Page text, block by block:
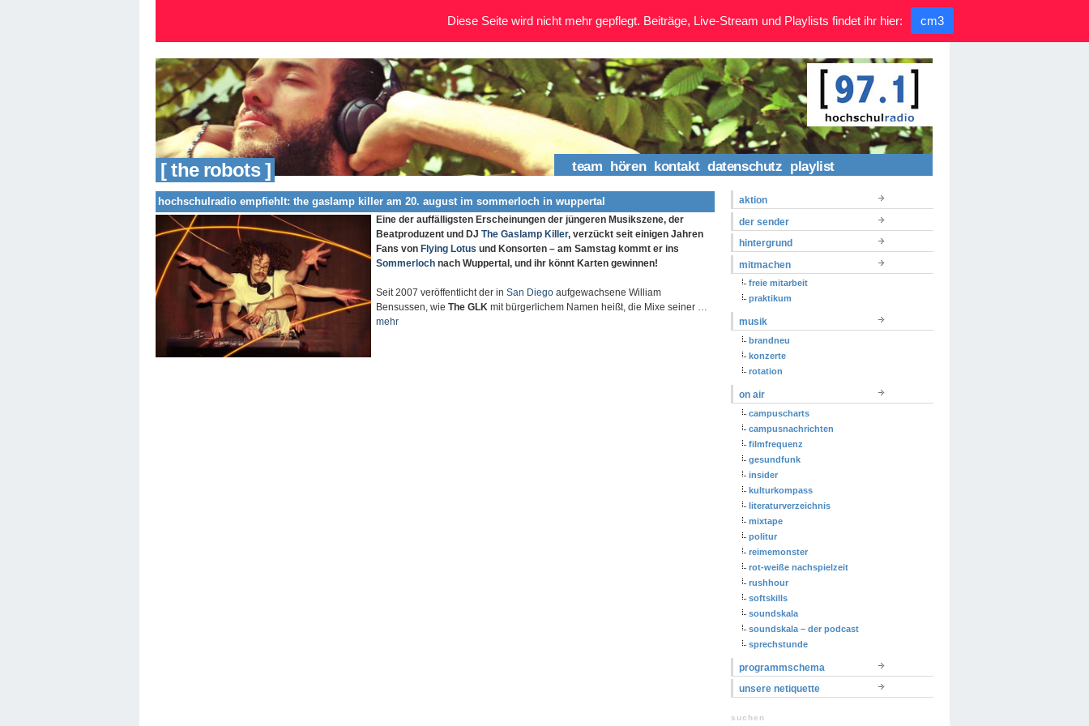
[ the robots ] team hören kontakt datenschutz playlist
hochschulradio empfiehlt: the gaslamp killer am 20. august im sommerloch in wuppertal
Eine der auffälligsten Erscheinungen der jüngeren Musikszene, der
Beatproduzent und DJ The Gaslamp Killer, verzückt seit einigen Jahren
Fans von Flying Lotus und Konsorten – am Samstag kommt er ins
Sommerloch nach Wuppertal, und ihr könnt Karten gewinnen!
Seit 2007 veröffentlicht der in San Diego aufgewachsene William
Bensussen, wie The GLK mit bürgerlichem Namen heißt, die Mixe seiner …
mehr
aktion
der sender
hintergrund
mitmachen
freie mitarbeit
praktikum
musik
brandneu
konzerte
rotation
on air
campuscharts
campusnachrichten
filmfrequenz
gesundfunk
insider
kulturkompass
literaturverzeichnis
mixtape
politur
reimemonster
rot-weiße nachspielzeit
rushhour
softskills
soundskala
soundskala – der podcast
sprechstunde
programmschema
unsere netiquette
suchen
Diese Seite wird nicht mehr gepflegt. Beiträge, Live-Stream und Playlists findet ihr hier: cm3